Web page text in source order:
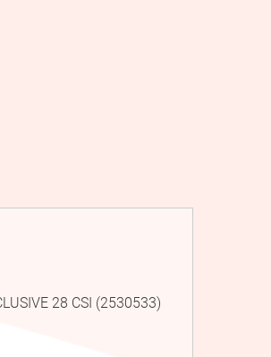
28 CSI (2530533)